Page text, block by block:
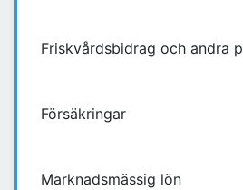
Friskvårdsbidrag och andra
Försäkringar
Marknadsmässig lön